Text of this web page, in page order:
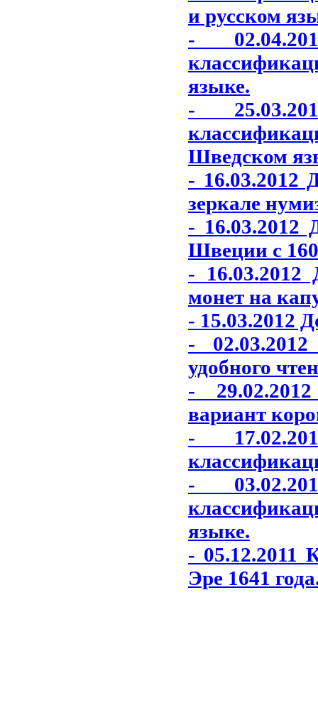
и русском
-
языке.
-
Шведском
- 16.03.2012
зеркале
- 16.03.2012
Швеции с
-
монет на
- 15.03.2012
-
удобного
-
вариант
-
-
языке.
- 05.12.2011
Эре 1641